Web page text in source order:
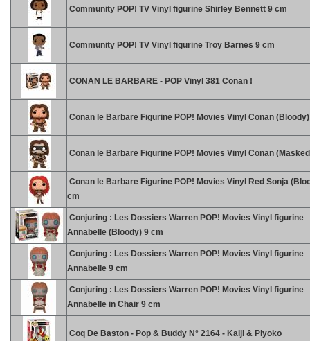
Community POP! TV Vinyl figurine Shirley Bennett 9 cm
Community POP! TV Vinyl figurine Troy Barnes 9 cm
CONAN LE BARBARE - POP Vinyl 381 Conan !
Conan le Barbare Figurine POP! Movies Vinyl Conan
Conan le Barbare Figurine POP! Movies Vinyl Conan
Conan le Barbare Figurine POP! Movies Vinyl Red Sonja
cm
Conjuring : Les Dossiers Warren POP! Movies Vinyl figurine
Annabelle (Bloody) 9 cm
Conjuring : Les Dossiers Warren POP! Movies Vinyl figurine
Annabelle 9 cm
Conjuring : Les Dossiers Warren POP! Movies Vinyl figurine
Annabelle in Chair 9 cm
Coq De Baston - Pop & Buddy N° 2164 - Kaiji & Piyoko